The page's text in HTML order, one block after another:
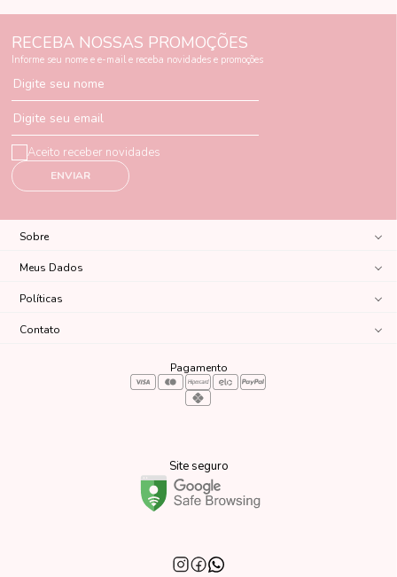
RECEBA NOSSAS PROMOÇÕES
Informe seu nome e e-mail e receba novidades e promoções
Digite seu nome
Digite seu email
ENVIAR
Aceito receber novidades
Sobre
Meus Dados
Políticas
Contato
Pagamento
Site seguro